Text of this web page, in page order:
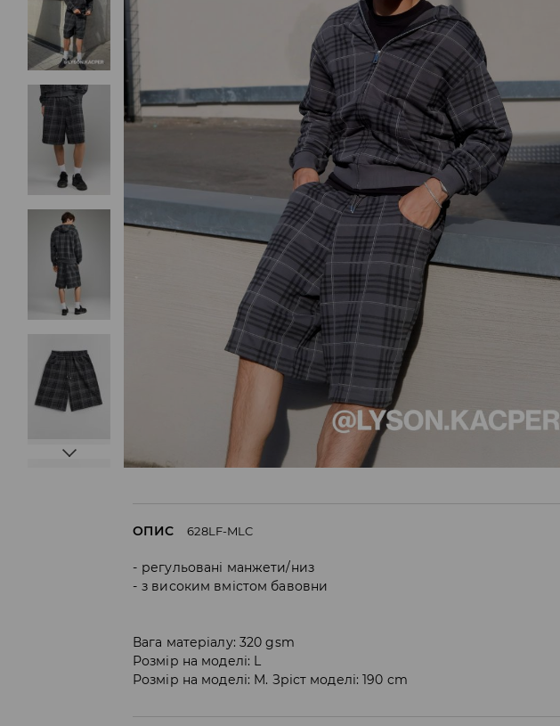
ОПИС 628LF-MLC
регульовані манжети/низ
з високим вмістом бавовни
Вага матеріалу: 320 gsm
Розмір на моделі: L
Розмір на моделі: M. Зріст моделі: 190 cm